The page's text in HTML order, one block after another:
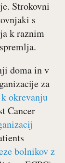
Strokovni
s
k raznim
doma in v
za
okrevanju
Cancer
bolnikov z